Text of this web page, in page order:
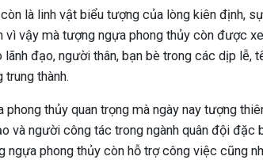
là linh vật biểu tượng của lòng kiên định,
vì vậy mà tượng ngựa phong thủy còn được
lãnh đạo, người thân, bạn bè trong các dịp lễ,
thành.
phong thủy quan trọng mà ngày nay tượng
và người công tác trong ngành quân đội
ngựa phong thủy còn hỗ trợ công việc cũng